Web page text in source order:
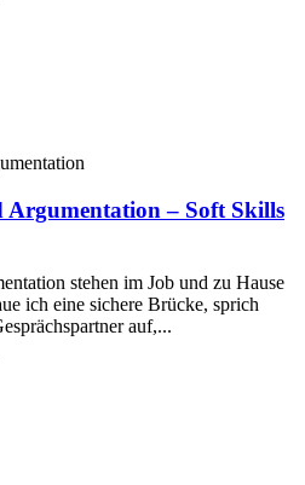
Argumentation – Soft Skills
stehen im Job und zu Hause
ich eine sichere Brücke, sprich
auf,...